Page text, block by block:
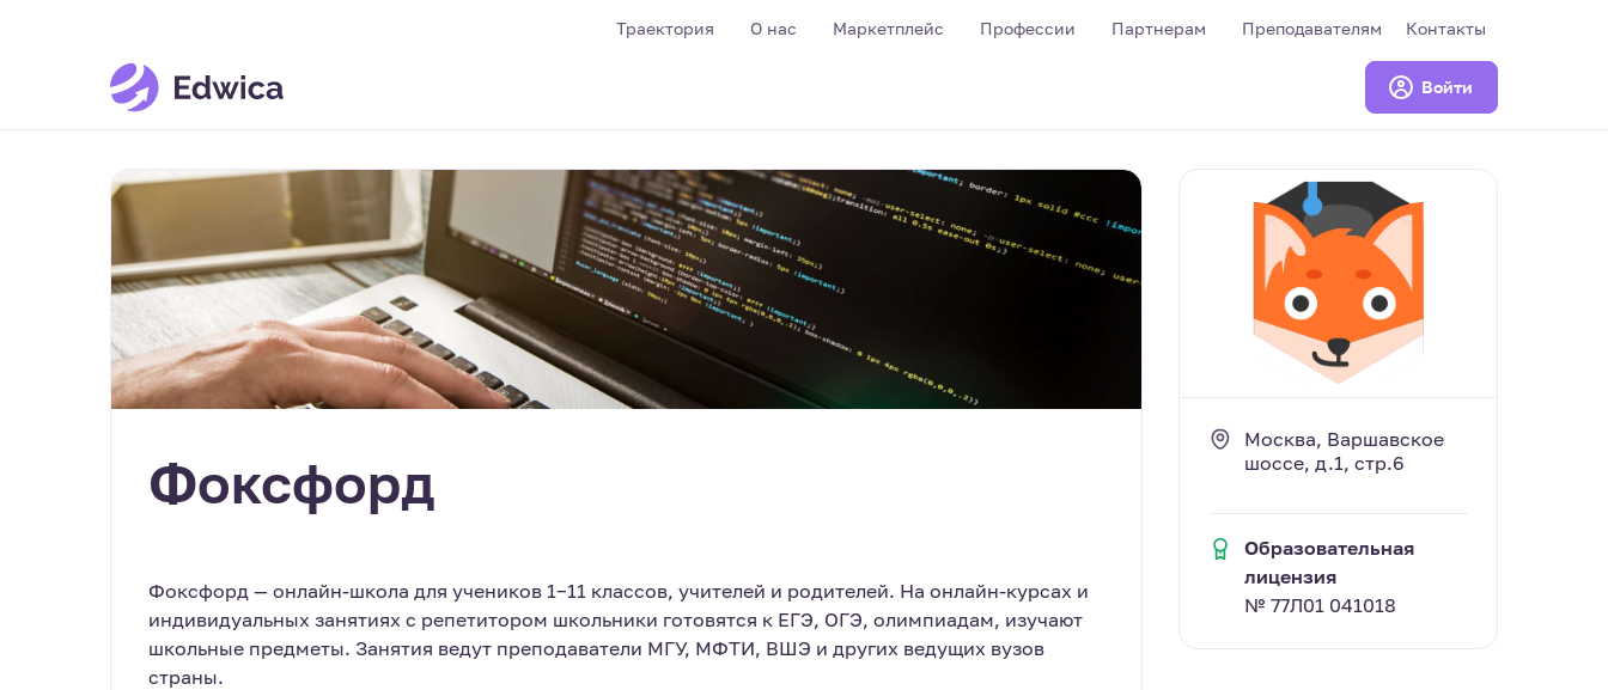
Траектория О нас Маркетплейс Профессии Партнерам Преподавателям Контакты
Войти
Москва, Варшавское
шоссе, д.1, стр.6
Образовательная
лицензия
№ 77Л01 041018
Фоксфорд
Фоксфорд — онлайн-школа для учеников 1−11 классов, учителей и родителей. На онлайн-курсах и
индивидуальных занятиях с репетитором школьники готовятся к ЕГЭ, ОГЭ, олимпиадам, изучают
школьные предметы. Занятия ведут преподаватели МГУ, МФТИ, ВШЭ и других ведущих вузов
страны.